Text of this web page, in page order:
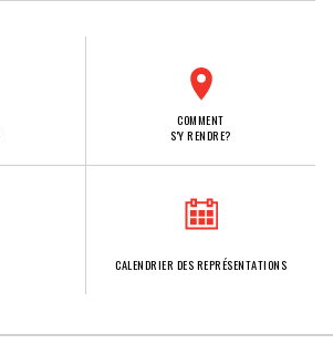
COMMENT
S'Y RENDRE?
CALENDRIER DES REPRÉSENTATIONS